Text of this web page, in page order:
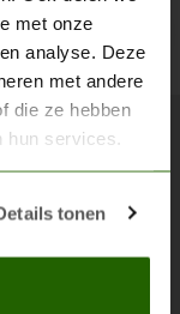
met onze
analyse. Deze
met andere
die ze hebben
services.
tonen